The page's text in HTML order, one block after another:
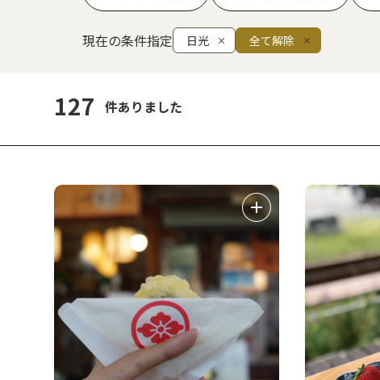
現在の条件指定 日光 全て解除
127 件ありました